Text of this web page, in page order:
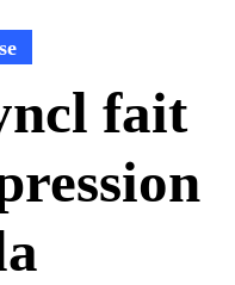
fait